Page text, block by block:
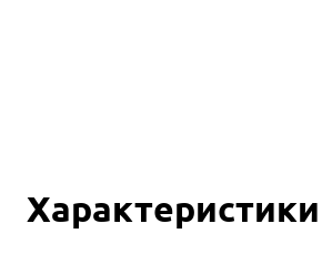
Характеристики